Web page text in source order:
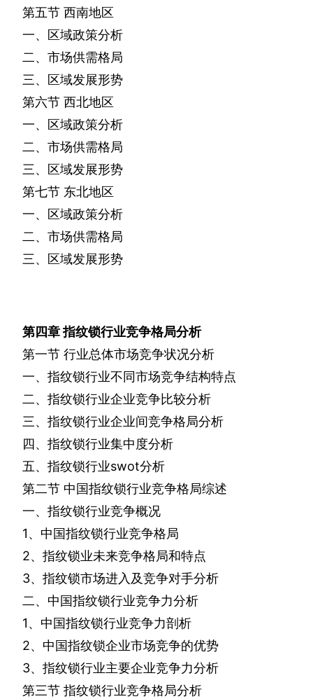
第五节 西南地区
一、区域政策分析
二、市场供需格局
三、区域发展形势
第六节 西北地区
一、区域政策分析
二、市场供需格局
三、区域发展形势
第七节 东北地区
一、区域政策分析
二、市场供需格局
三、区域发展形势
第四章指纹锁行业竞争格局分析
第一节 行业总体市场竞争状况分析
一、指纹锁行业不同市场竞争结构特点
二、指纹锁行业企业竞争比较分析
三、指纹锁行业企业间竞争格局分析
四、指纹锁行业集中度分析
五、指纹锁行业swot分析
第二节 中国指纹锁行业竞争格局综述
一、指纹锁行业竞争概况
1、中国指纹锁行业竞争格局
2、指纹锁业未来竞争格局和特点
3、指纹锁市场进入及竞争对手分析
二、中国指纹锁行业竞争力分析
1、中国指纹锁行业竞争力剖析
2、中国指纹锁企业市场竞争的优势
3、指纹锁行业主要企业竞争力分析
第三节 指纹锁行业竞争格局分析